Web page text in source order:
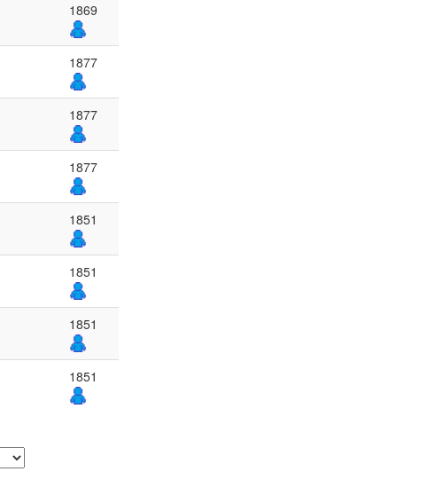
1869
1877
1877
1877
1851
1851
1851
1851